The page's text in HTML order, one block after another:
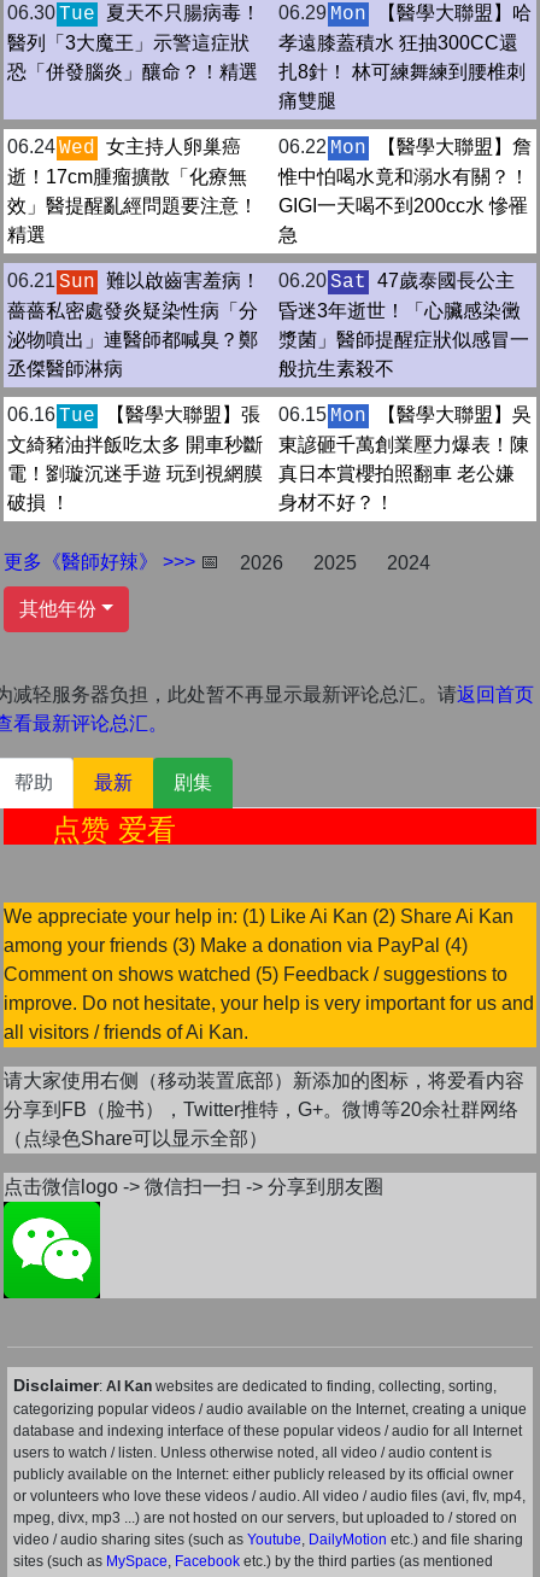
06.30Tue
夏天不只腸病毒！
醫列「3大魔王」示警這症狀
恐「併發腦炎」釀命？！精選
06.29 Mon
【醫學大聯盟】哈
孝遠膝蓋積水 狂抽300CC還
扎8針！ 林可練舞練到腰椎刺
痛雙腿
06.24Wed 女主持人卵巢癌
逝！17cm腫瘤擴散「化療無
效」醫提醒亂經問題要注意！
精選
06.22 Mon
【醫學大聯盟】詹
惟中怕喝水竟和溺水有關？！
GIGI一天喝不到200cc水 慘罹
急
06.21 Sun 難以啟齒害羞病！
薔薔私密處發炎疑染性病「分
泌物噴出」連醫師都喊臭？鄭
丞傑醫師淋病
06.20Sat
47歲泰國長公主
昏迷3年逝世！「心臟感染黴
漿菌」醫師提醒症狀似感冒一
般抗生素殺不
06.16Tue
【醫學大聯盟】張
文綺豬油拌飯吃太多 開車秒斷
電！劉璇沉迷手遊 玩到視網膜
破損 ！
06.15 Mon
【醫學大聯盟】吳
東諺砸千萬創業壓力爆表！陳
真日本賞櫻拍照翻車 老公嫌
身材不好？！
更多《醫師好辣》 >>> 📅 2026 2025 2024
其他年份
减轻服务器负担，此处暂不再显示最新评论总汇。请返回首页
看最新评论总汇。
帮助 最新 剧集
赞 爱看
We appreciate your help in: (1) Like Ai Kan (2) Share Ai Kan
among your friends (3) Make a donation via PayPal (4)
Comment on shows watched (5) Feedback / suggestions to
improve. Do not hesitate, your help is very important for us and
all visitors / friends of Ai Kan.
请大家使用右侧（移动装置底部）新添加的图标，将爱看内容
分享到FB（脸书），Twitter推特，G+。微博等20余社群网络
（点绿色Share可以显示全部）
点击微信logo -> 微信扫一扫 -> 分享到朋友圈
Disclaimer: AI Kan websites are dedicated to finding, collecting, sorting,
categorizing popular videos / audio available on the Internet, creating a unique
database and indexing interface of these popular videos / audio for all Internet
users to watch / listen. Unless otherwise noted, all video / audio content is
publicly available on the Internet: either publicly released by its official owner
or volunteers who love these videos / audio. All video / audio files (avi, flv, mp4,
mpeg, divx, mp3 ...) are not hosted on our servers, but uploaded to / stored on
video / audio sharing sites (such as Youtube DailyMotion etc.) and file sharing
sites (such as MySpace Facebook etc.) by the third parties (as mentioned